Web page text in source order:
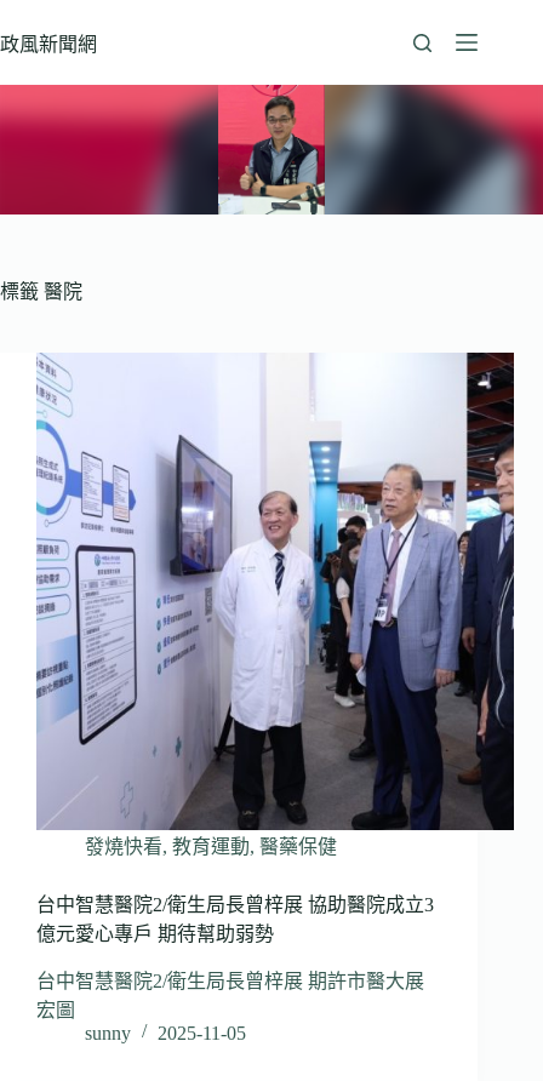
至
政風新聞網
標籤 醫院
發燒快看, 教育運動, 醫藥保健
台中智慧醫院2/衛生局長曾梓展 協助醫院成立3
億元愛心專戶 期待幫助弱勢
台中智慧醫院2/衛生局長曾梓展 期許市醫大展
宏圖
sunny
2025-11-05